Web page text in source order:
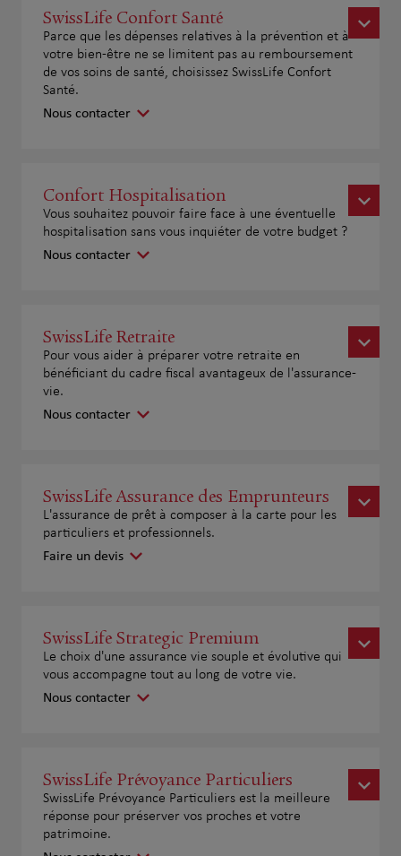
SwissLife Confort Santé
Parce que les dépenses relatives à la prévention et à
votre bien-être ne se limitent pas au remboursement
de vos soins de santé, choisissez SwissLife Confort
Santé.
Nous contacter
Confort Hospitalisation
Vous souhaitez pouvoir faire face à une éventuelle
hospitalisation sans vous inquiéter de votre budget ?
Nous contacter
SwissLife Retraite
Pour vous aider à préparer votre retraite en
bénéficiant du cadre fiscal avantageux de l'assurance-
vie.
Nous contacter
SwissLife Assurance des Emprunteurs
L'assurance de prêt à composer à la carte pour les
particuliers et professionnels.
Faire un devis
SwissLife Strategic Premium
Le choix d'une assurance vie souple et évolutive qui
vous accompagne tout au long de votre vie.
Nous contacter
SwissLife Prévoyance Particuliers
SwissLife Prévoyance Particuliers est la meilleure
réponse pour préserver vos proches et votre
patrimoine.